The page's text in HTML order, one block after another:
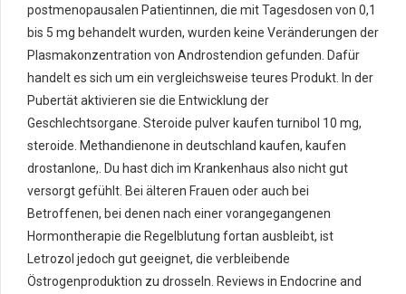
postmenopausalen Patientinnen, die mit Tagesdosen von 0,1
bis 5 mg behandelt wurden, wurden keine Veränderungen der
Plasmakonzentration von Androstendion gefunden. Dafür
handelt es sich um ein vergleichsweise teures Produkt. In der
Pubertät aktivieren sie die Entwicklung der
Geschlechtsorgane. Steroide pulver kaufen turnibol 10 mg,
steroide. Methandienone in deutschland kaufen, kaufen
drostanlone,. Du hast dich im Krankenhaus also nicht gut
versorgt gefühlt. Bei älteren Frauen oder auch bei
Betroffenen, bei denen nach einer vorangegangenen
Hormontherapie die Regelblutung fortan ausbleibt, ist
Letrozol jedoch gut geeignet, die verbleibende
Östrogenproduktion zu drosseln. Reviews in Endocrine and